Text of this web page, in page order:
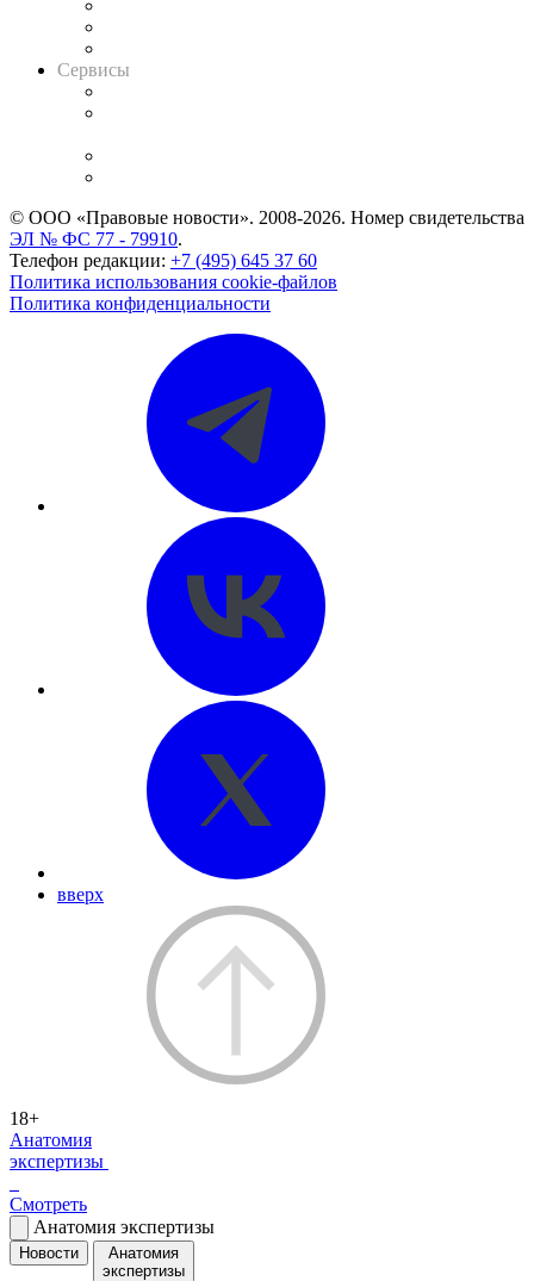
Сервисы
© ООО «Правовые новости». 2008-2026. Номер свидетельства
ЭЛ № ФС 77 - 79910.
Телефон редакции: +7 (495) 645 37 60
Политика использования cookie-файлов
Политика конфиденциальности
вверх
18+
Анатомия
экспертизы
Смотреть
Анатомия экспертизы
Новости
Анатомия
экспертизы